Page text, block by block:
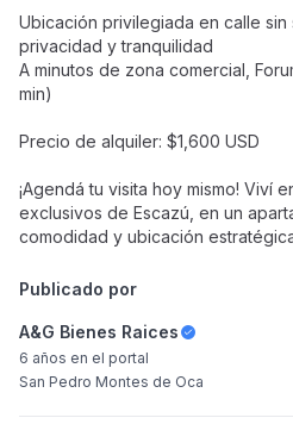
Ubicación privilegiada en calle sin
privacidad y tranquilidad
A minutos de zona comercial,
min)
Precio de alquiler: $1,600 USD
¡Agendá tu visita hoy mismo! Viví
exclusivos de Escazú, en un
comodidad y ubicación
Publicado por
A&G Bienes Raices
6 años en el portal
San Pedro Montes de Oca